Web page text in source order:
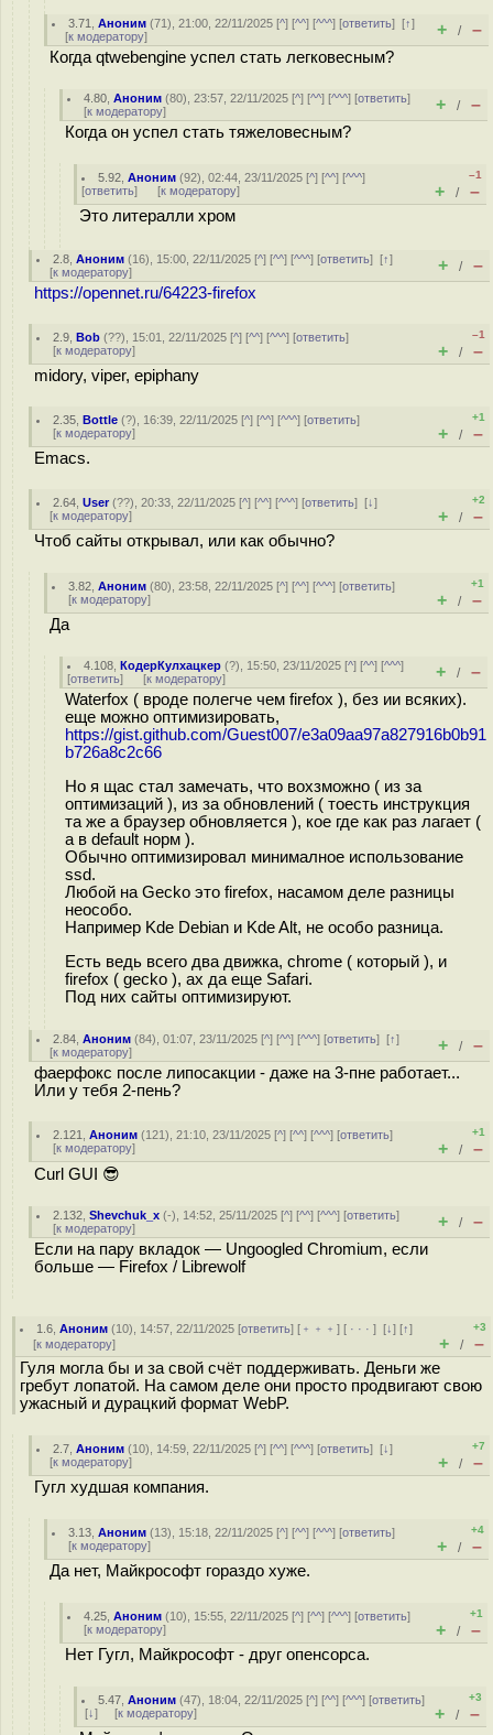
3.71 ,Аноним (71), 21:00, 22/11/2025 [^] [^^] [^^^] [ответить][↑]
[к модератору] + / –
Когда qtwebengine успел стать легковесным?
4.80 ,Аноним (80), 23:57, 22/11/2025 [^] [^^] [^^^] [ответить]
[к модератору] + / –
Когда он успел стать тяжеловесным?
5.92 ,Аноним (92), 02:44, 23/11/2025 [^] [^^] [^^^]
[ответить] [к модератору]
–1
+ / –
Это литералли хром
2.8 ,Аноним (16), 15:00, 22/11/2025 [^] [^^] [^^^] [ответить][↑]
[к модератору] + / –
https://opennet.ru/64223-firefox
2.9 ,Bob (??), 15:01, 22/11/2025 [^] [^^] [^^^] [ответить]
[к модератору]
–1
+ / –
midory, viper, epiphany
2.35 ,Bottle (?), 16:39, 22/11/2025 [^] [^^] [^^^] [ответить]
[к модератору]
+1
+ / –
Emacs.
2.64 ,User(??), 20:33, 22/11/2025 [^] [^^] [^^^] [ответить][↓]
[к модератору]
+2
+ / –
Чтоб сайты открывал, или как обычно?
3.82 ,Аноним (80), 23:58, 22/11/2025 [^] [^^] [^^^] [ответить]
[к модератору]
+1
+ / –
Да
4.108 ,КодерКулхацкер (?), 15:50, 23/11/2025 [^] [^^] [^^^]
[ответить] [к модератору] + / –
Waterfox ( вроде полегче чем firefox ), без ии всяких).
еще можно оптимизировать,
https://gist.github.com/Guest007/e3a09aa97a827916b0b91
b726a8c2c66
Но я щас стал замечать, что вохзможно ( из за
оптимизаций ), из за обновлений ( тоесть инструкция
та же а браузер обновляется ), кое где как раз лагает (
а в default норм ).
Обычно оптимизировал минималное использование
ssd.
Любой на Gecko это firefox, насамом деле разницы
неособо.
Например Kde Debian и Kde Alt, не особо разница.
Есть ведь всего два движка, chrome ( который ), и
firefox ( gecko ), ах да еще Safari.
Под них сайты оптимизируют.
2.84 ,Аноним (84), 01:07, 23/11/2025 [^] [^^] [^^^] [ответить][↑]
[к модератору] + / –
фаерфокс после липосакции - даже на 3-пне работает...
Или у тебя 2-пень?
2.121 ,Аноним (121), 21:10, 23/11/2025 [^] [^^] [^^^] [ответить]
[к модератору]
+1
+ / –
Curl GUI 😎
2.132 ,Shevchuk_x (-), 14:52, 25/11/2025 [^] [^^] [^^^] [ответить]
[к модератору] + / –
Если на пару вкладок — Ungoogled Chromium, если
больше — Firefox / Librewolf
1.6 ,Аноним (10), 14:57, 22/11/2025 [ответить] [ ﹢﹢﹢] [ · · ·][↓] [↑]
[к модератору]
+3
+ / –
Гуля могла бы и за свой счёт поддерживать. Деньги же
гребут лопатой. На самом деле они просто продвигают свою
ужасный и дурацкий формат WebP.
2.7 ,Аноним (10), 14:59, 22/11/2025 [^] [^^] [^^^] [ответить][↓]
[к модератору]
+7
+ / –
Гугл худшая компания.
3.13 ,Аноним (13), 15:18, 22/11/2025 [^] [^^] [^^^] [ответить]
[к модератору]
+4
+ / –
Да нет, Майкрософт гораздо хуже.
4.25 ,Аноним (10), 15:55, 22/11/2025 [^] [^^] [^^^] [ответить]
[к модератору]
+1
+ / –
Нет Гугл, Майкрософт - друг опенсорса.
5.47 ,Аноним (47), 18:04, 22/11/2025 [^] [^^] [^^^] [ответить]
[↓] [к модератору]
+3
+ / –